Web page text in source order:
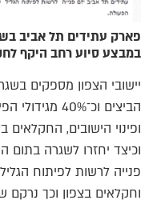
פארק עתידים תל אביב
במבצע סיוע רחב היקף
הביצים
ופינוי הישובים,
וכיצד יחזרו לשגרה
פנייה לרשות לפיתוח
וחקלאים בצפון וכך נרקם